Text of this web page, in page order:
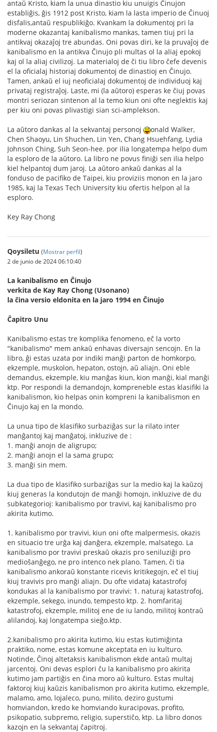
antaŭ Kristo, kiam la unua dinastio kiu unuigis Ĉinujon
establiĝis, ĝis 1912 post Kristo, kiam la lasta imperio de Ĉinuoj
disfalis,antaŭ respublikiĝo. Kvankam la dokumentoj pri la
moderne okazantaj kanibalismo mankas, tamen tiuj pri la
antikvaj okazaĵoj tre abundas. Oni povas diri, ke la pruvaĵoj de
kanibalismo en la antikva Ĉinujo pli multas ol la aliaj epokoj
kaj ol la aliaj civilizoj. La materialoj de ĉi tiu libro ĉefe devenis
el la oficialaj historiaj dokumentoj de dinastioj en Ĉinujo.
Tamen, ankaŭ el iuj neoficialaj dokumentoj de individuoj kaj
privataj registraĵoj. Laste, mi (la aŭtoro) esperas ke ĉiuj povas
montri seriozan sintenon al la temo kiun oni ofte neglektis kaj
per kiu oni povas plivastigi sian sci-amplekson.
La aŭtoro dankas al la sekvantaj personoj
onald Walker,
Chen Shaoyu, Lin Shuchen, Lin Yen, Chang Hsuehfang, Lydia
Johnson Ching, Suh Seon-hee. por ilia longatempa helpo dum
la esploro de la aŭtoro. La libro ne povus finiĝi sen ilia helpo
kiel helpantoj dum jaroj. La aŭtoro ankaŭ dankas al la
fonduso de pacifiko de Taipei, kiu proviziis monon en la jaro
1985, kaj la Texas Tech University kiu ofertis helpon al la
esploro.
Key Ray Chong
Qoysiletu (Mostrar perfil)
2 de junio de 2024 06:10:40
La kanibalismo en Ĉinujo
verkita de Kay Ray Chong (Usonano)
la ĉina versio eldonita en la jaro 1994 en Ĉinujo
Ĉapitro Unu
Kanibalismo estas tre komplika fenomeno, eĉ la vorto
"kanibalismo" mem ankaŭ enhavas diversajn sencojn. En la
libro, ĝi estas uzata por indiki manĝi parton de homkorpo,
ekzemple, muskolon, hepaton, ostojn, aŭ aliajn. Oni eble
demandus, ekzemple, kiu manĝas kiun, kion manĝi, kial manĝi
ktp. Por respondi la demandojn, kompreneble estas klasifiki la
kanibalismon, kio helpas onin kompreni la kanibalismon en
Ĉinujo kaj en la mondo.
La unua tipo de klasifiko surbaziĝas sur la rilato inter
manĝantoj kaj manĝatoj, inkluzive de :
1. manĝi anojn de aligrupo;
2. manĝi anojn el la sama grupo;
3. manĝi sin mem.
La dua tipo de klasifiko surbaziĝas sur la medio kaj la kaŭzoj
kiuj generas la kondutojn de manĝi homojn, inkluzive de du
subkategorioj: kanibalismo por travivi, kaj kanibalismo pro
akirita kutimo.
1. kanibalismo por travivi, kiun oni ofte malpermesis, okazis
en situacio tre urĝa kaj danĝera, ekzemple, malsatego. La
kanibalismo por travivi preskaŭ okazis pro seniluziĝi pro
medioŝanĝego, ne pro intenco nek plano. Tamen, ĉi tia
kanibalismo ankoraŭ konstante ricevis kritikegojn, eĉ el tiuj
kiuj travivis pro manĝi aliajn. Du ofte vidataj katastrofoj
kondukas al la kanibalismo por travivi: 1. naturaj katastrofoj,
ekzemple, sekego, inundo, tempesto ktp. 2. homfaritaj
katastrofoj, ekzemple, militoj ene de iu lando, militoj kontraŭ
alilandoj, kaj longatempa sieĝo.ktp.
2.kanibalismo pro akirita kutimo, kiu estas kutimiĝinta
praktiko, nome, estas komune akceptata en iu kulturo.
Notinde, Ĉinoj altetaksis kanibalismon ekde antaŭ multaj
jarcentoj. Oni devas esplori ĉu la kanibalismo pro akirita
kutimo jam partiĝis en ĉina moro aŭ kulturo. Estas multaj
faktoroj kiuj kaŭzis kanibalismon pro akirita kutimo, ekzemple,
malamo, amo, lojaleco, puno, milito, deziro gustumi
homviandon, kredo ke homviando kuracipovas, profito,
psikopatio, subpremo, religio, superstiĉo, ktp. La libro donos
kazojn en la sekvantaj ĉapitroj.